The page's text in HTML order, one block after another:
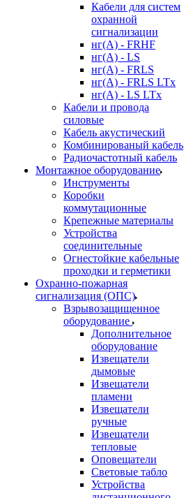
Кабели для систем
охранной
сигнализации
нг(A) - FRHF
нг(A) - LS
нг(А) - FRLS
нг(А) - FRLS LTx
нг(А) - LS LTx
Кабели и провода
силовые
Кабель акустический
Комбинированый кабель
Радиочастотный кабель
Монтажное оборудование
Инструменты
Коробки
коммутационные
Крепежные материалы
Устройства
соединительные
Огнестойкие кабельные
проходки и герметики
Охранно-пожарная
сигнализация (ОПС)
Взрывозащищенное
оборудование
Дополнительное
оборудование
Извещатели
дымовые
Извещатели
пламени
Извещатели
ручные
Извещатели
тепловые
Оповещатели
Световые табло
Устройства